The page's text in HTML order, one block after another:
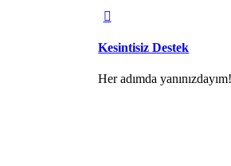
Kesintisiz Destek
Her adımda